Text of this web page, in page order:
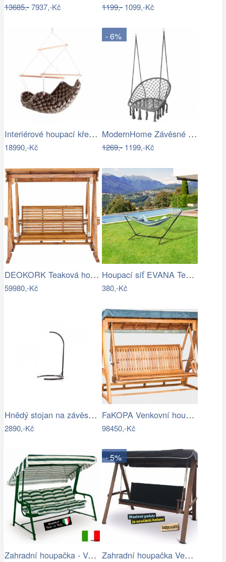
13685,-7937,-Kč 1199,-1099,-Kč
Interiérové houpací křeslo Swingy In…
18990,-Kč
- 6%
ModernHome Závěsné křeslo s třásněmi -…
1269,-1199,-Kč
DEOKORK Teaková houpačka AVANTI Šíře…
59980,-Kč
Houpací síť EVANA Tempo Kondela
380,-Kč
Hnědý stojan na závěsné houpací křeslo…
2890,-Kč
FaKOPA Venkovní houpačka ze dřeva…
98450,-Kč
Zahradní houpačka - VGD
- 5%
Zahradní houpačka VeGA BAHARA Mdum